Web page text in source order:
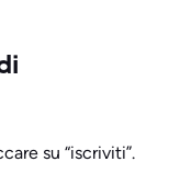
su “iscriviti”.